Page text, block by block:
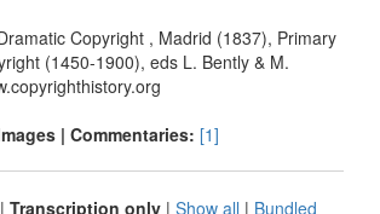
Copyright , Madrid (1837), Primary
(1450-1900), eds L. Bently & M.
| Commentaries: [1]
| Transcription only | Show all | Bundled